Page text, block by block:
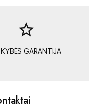
star_border
GARANTIJA